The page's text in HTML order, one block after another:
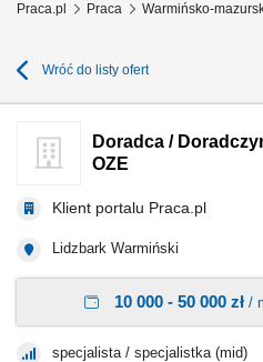
Praca.pl Praca Warmińsko-
Wróć do listy ofert
Doradca /
OZE
Klient portalu Praca.pl
Lidzbark Warmiński
10 000 - 50 000 zł/
specjalista / specjalistka (mid)